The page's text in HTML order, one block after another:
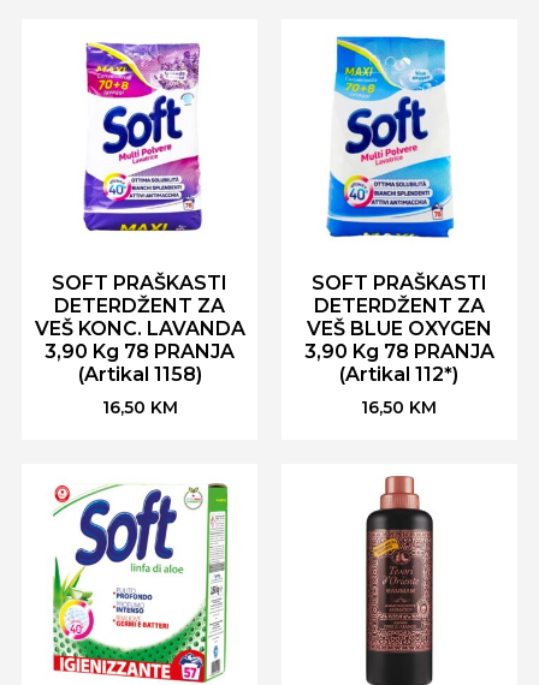
SOFT PRAŠKASTI
DETERDŽENT ZA
VEŠ KONC. LAVANDA
3,90 Kg 78 PRANJA
(Artikal 1158)
16,50 KM
SOFT PRAŠKASTI
DETERDŽENT ZA
VEŠ BLUE OXYGEN
3,90 Kg 78 PRANJA
(Artikal 112*)
16,50 KM